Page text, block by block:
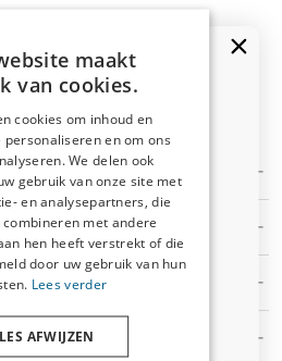
maakt
van cookies.
cookies om inhoud en
en om ons
We delen ook
gebruik van onze site met
en analysepartners, die
combineren met andere
hen heeft verstrekt of die
door uw gebruik van hun
Lees verder
AFWIJZEN
van 5% ontvangen?
voor winkelt om uw korting te
voor mijn:
Auto